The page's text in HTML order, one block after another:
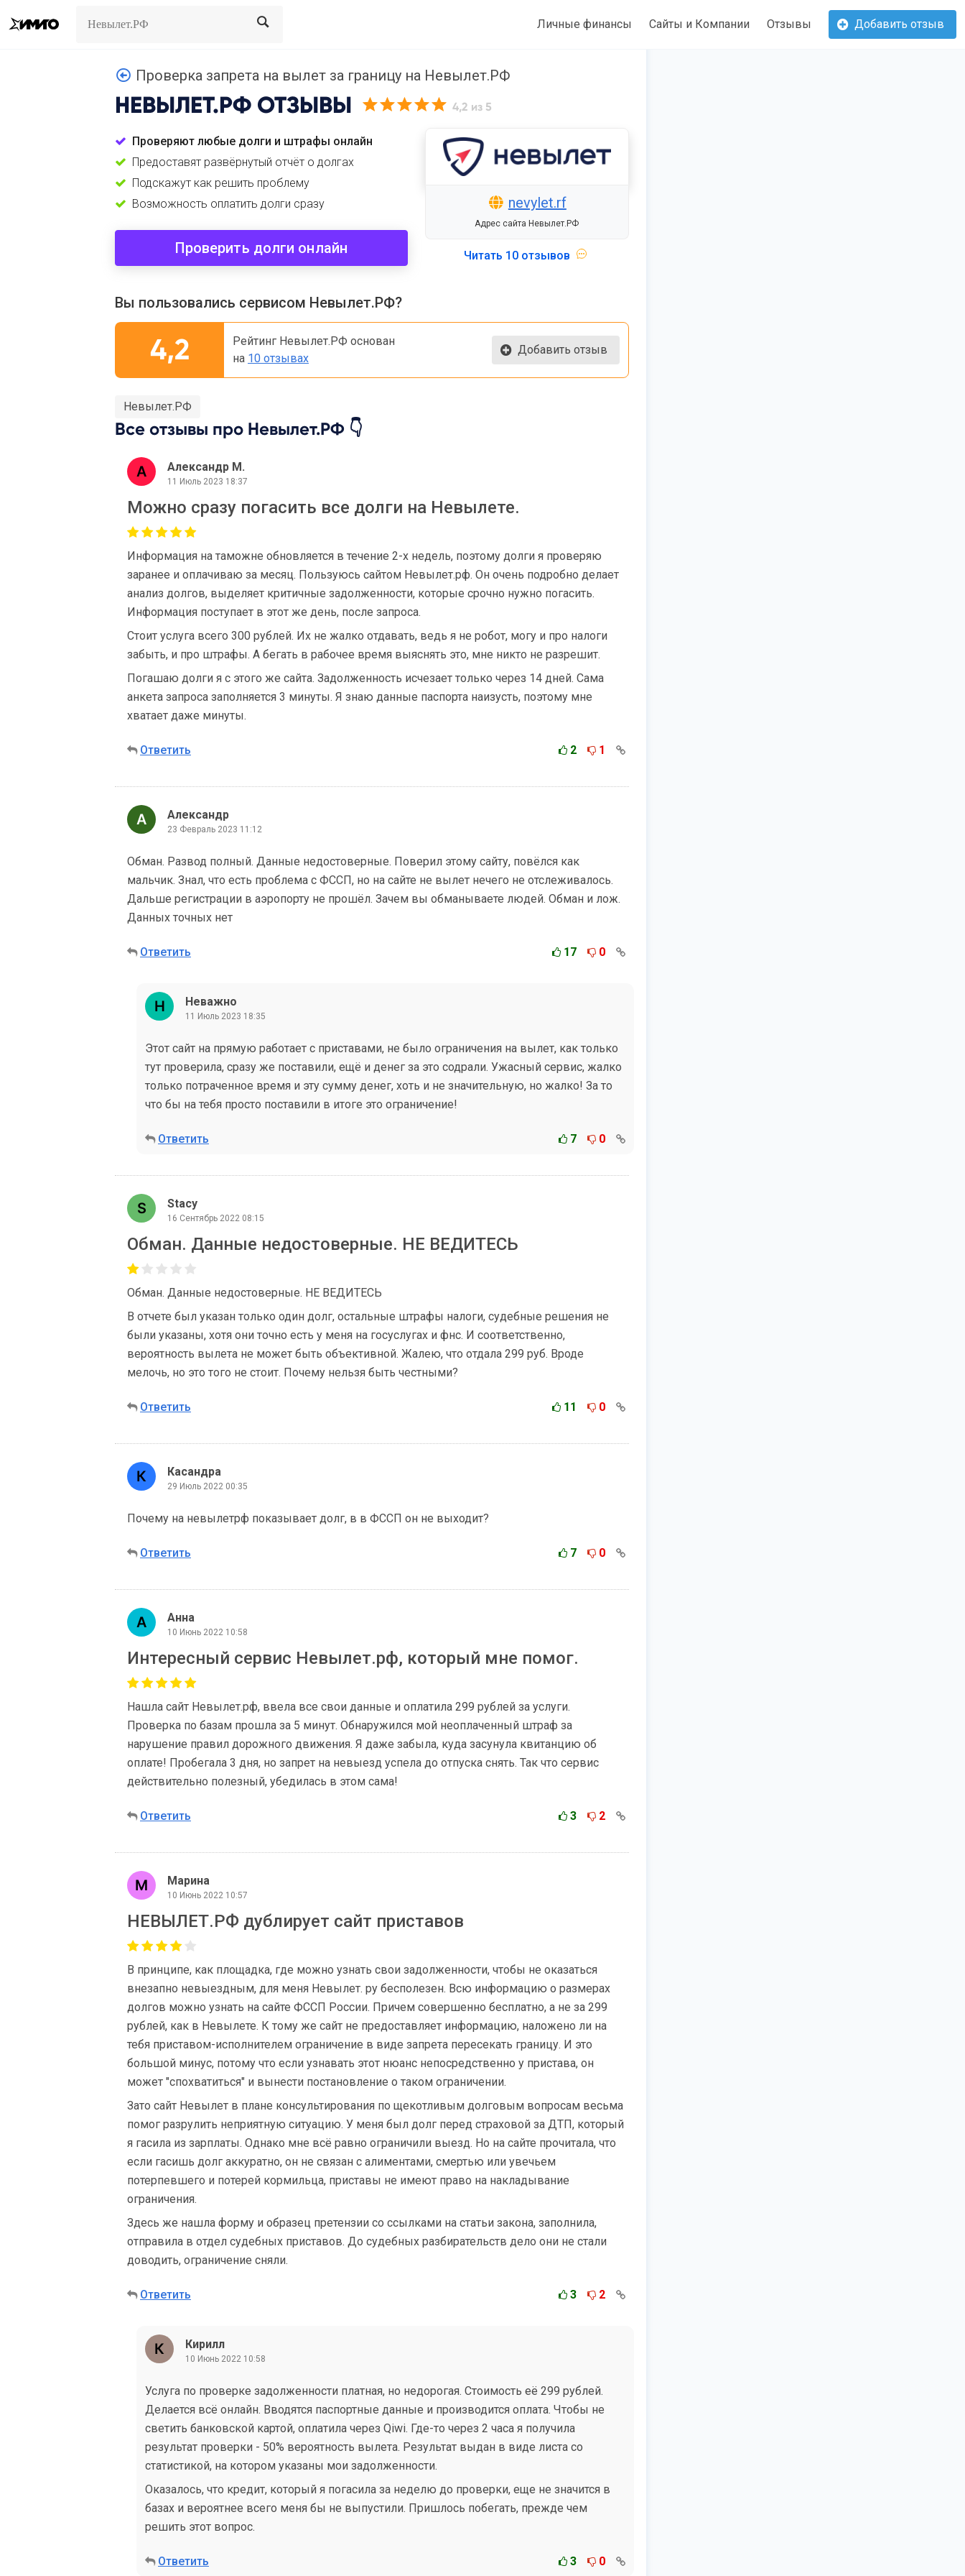
Search Личные финансы Сайты и Компании Отзывы Добавить отзыв
Проверка запрета на вылет за границу на Невылет.РФ
НЕВЫЛЕТ.РФ ОТЗЫВЫ 4,2 из 5
Проверяют любые долги и штрафы онлайн
Предоставят развёрнутый отчёт о долгах
Подскажут как решить проблему
Возможность оплатить долги сразу
Проверить долги онлайн
nevylet.rf
Адрес сайта Невылет.РФ
Читать 10 отзывов
Вы пользовались сервисом Невылет.РФ?
4,2
Рейтинг Невылет.РФ основан
на 10 отзывах
Добавить отзыв
Невылет.РФ
Все отзывы про Невылет.РФ 👇
Александр М.
11 Июль 2023 18:37
Можно сразу погасить все долги на Невылете.
Информация на таможне обновляется в течение 2-х недель, поэтому долги я проверяю
заранее и оплачиваю за месяц. Пользуюсь сайтом Невылет.рф. Он очень подробно делает
анализ долгов, выделяет критичные задолженности, которые срочно нужно погасить.
Информация поступает в этот же день, после запроса.
Стоит услуга всего 300 рублей. Их не жалко отдавать, ведь я не робот, могу и про налоги
забыть, и про штрафы. А бегать в рабочее время выяснять это, мне никто не разрешит.
Погашаю долги я с этого же сайта. Задолженность исчезает только через 14 дней. Сама
анкета запроса заполняется 3 минуты. Я знаю данные паспорта наизусть, поэтому мне
хватает даже минуты.
Ответить 2 1
Александр
23 Февраль 2023 11:12
Обман. Развод полный. Данные недостоверные. Поверил этому сайту, повёлся как
мальчик. Знал, что есть проблема с ФССП, но на сайте не вылет нечего не отслеживалось.
Дальше регистрации в аэропорту не прошёл. Зачем вы обманываете людей. Обман и лож.
Данных точных нет
Ответить 17 0
Неважно
11 Июль 2023 18:35
Этот сайт на прямую работает с приставами, не было ограничения на вылет, как только
тут проверила, сразу же поставили, ещё и денег за это содрали. Ужасный сервис, жалко
только потраченное время и эту сумму денег, хоть и не значительную, но жалко! За то
что бы на тебя просто поставили в итоге это ограничение!
Ответить 7 0
Stacy
16 Сентябрь 2022 08:15
Обман. Данные недостоверные. НЕ ВЕДИТЕСЬ
Обман. Данные недостоверные. НЕ ВЕДИТЕСЬ
В отчете был указан только один долг, остальные штрафы налоги, судебные решения не
были указаны, хотя они точно есть у меня на госуслугах и фнс. И соответственно,
вероятность вылета не может быть объективной. Жалею, что отдала 299 руб. Вроде
мелочь, но это того не стоит. Почему нельзя быть честными?
Ответить 11 0
Касандра
29 Июль 2022 00:35
Почему на невылетрф показывает долг, в в ФССП он не выходит?
Ответить 7 0
Анна
10 Июнь 2022 10:58
Интересный сервис Невылет.рф, который мне помог.
Нашла сайт Невылет.рф, ввела все свои данные и оплатила 299 рублей за услуги.
Проверка по базам прошла за 5 минут. Обнаружился мой неоплаченный штраф за
нарушение правил дорожного движения. Я даже забыла, куда засунула квитанцию об
оплате! Пробегала 3 дня, но запрет на невыезд успела до отпуска снять. Так что сервис
действительно полезный, убедилась в этом сама!
Ответить 3 2
Марина
10 Июнь 2022 10:57
НЕВЫЛЕТ.РФ дублирует сайт приставов
В принципе, как площадка, где можно узнать свои задолженности, чтобы не оказаться
внезапно невыездным, для меня Невылет. ру бесполезен. Всю информацию о размерах
долгов можно узнать на сайте ФССП России. Причем совершенно бесплатно, а не за 299
рублей, как в Невылете. К тому же сайт не предоставляет информацию, наложено ли на
тебя приставом-исполнителем ограничение в виде запрета пересекать границу. И это
большой минус, потому что если узнавать этот нюанс непосредственно у пристава, он
может "спохватиться" и вынести постановление о таком ограничении.
Зато сайт Невылет в плане консультирования по щекотливым долговым вопросам весьма
помог разрулить неприятную ситуацию. У меня был долг перед страховой за ДТП, который
я гасила из зарплаты. Однако мне всё равно ограничили выезд. Но на сайте прочитала, что
если гасишь долг аккуратно, он не связан с алиментами, смертью или увечьем
потерпевшего и потерей кормильца, приставы не имеют право на накладывание
ограничения.
Здесь же нашла форму и образец претензии со ссылками на статьи закона, заполнила,
отправила в отдел судебных приставов. До судебных разбирательств дело они не стали
доводить, ограничение сняли.
Ответить 3 2
Кирилл
10 Июнь 2022 10:58
Услуга по проверке задолженности платная, но недорогая. Стоимость её 299 рублей.
Делается всё онлайн. Вводятся паспортные данные и производится оплата. Чтобы не
светить банковской картой, оплатила через Qiwi. Где-то через 2 часа я получила
результат проверки - 50% вероятность вылета. Результат выдан в виде листа со
статистикой, на котором указаны мои задолженности.
Оказалось, что кредит, который я погасила за неделю до проверки, еще не значится в
базах и вероятнее всего меня бы не выпустили. Пришлось побегать, прежде чем
решить этот вопрос.
Ответить 3 0